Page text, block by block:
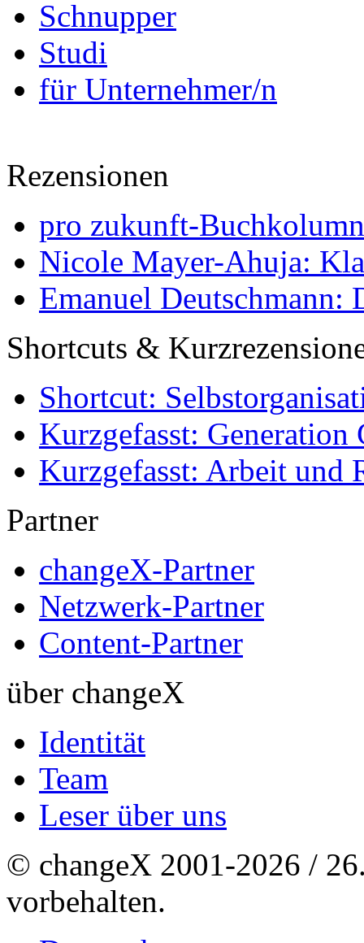
Schnupper
Studi
für Unternehmer/n
Rezensionen
pro zukunft-
Nicole Mayer-Ahuja:
Emanuel Deutschmann:
Shortcuts &
Shortcut:
Kurzgefasst: Generation
Kurzgefasst: Arbeit und
Partner
changeX-Partner
Netzwerk-Partner
Content-Partner
über changeX
Identität
Team
Leser über uns
© changeX 2001-2026 /
vorbehalten.